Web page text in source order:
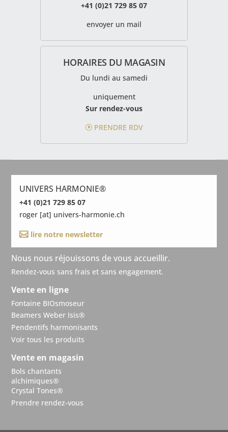
+41 (0)21 729 85 07
envoyer un mail
HORAIRES DU MAGASIN
Du lundi au samedi
uniquement
Sur rendez-vous
PRENDRE RDV
UNIVERS HARMONIE®
+41 (0)21 729 85 07
roger [at] univers-harmonie.ch
lire notre newsletter
Nous nous réjouissons de vous accueillir.
Rendez-vous sans frais et sans engagement.
Vente en ligne
Fontaine BIOsmoseur
Beamers Weber Isis®
Pendentifs harmonisants
Voir tous les produits
Vente en magasin
Bols chantants
alchimiques®
Crystal Tones®
Prendre rendez-vous